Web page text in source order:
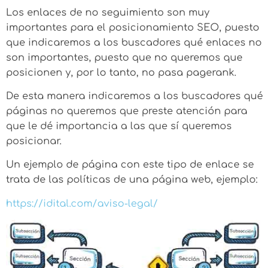
Los enlaces de no seguimiento son muy
importantes para el posicionamiento SEO, puesto
que indicaremos a los buscadores qué enlaces no
son importantes, puesto que no queremos que
posicionen y, por lo tanto, no pasa pagerank.
De esta manera indicaremos a los buscadores qué
páginas no queremos que preste atención para
que le dé importancia a las que sí queremos
posicionar.
Un ejemplo de página con este tipo de enlace se
trata de las políticas de una página web, ejemplo:
https://idital.com/aviso-legal/